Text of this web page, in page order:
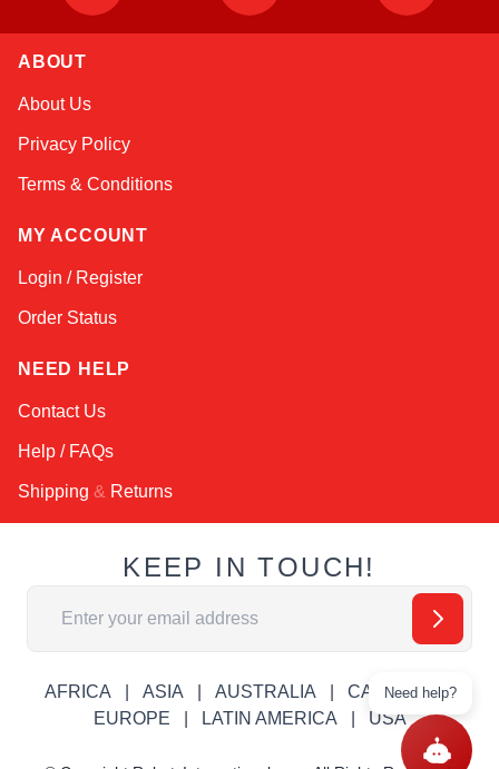
ABOUT
About Us
Privacy Policy
Terms & Conditions
MY ACCOUNT
Login / Register
Order Status
NEED HELP
Contact Us
Help / FAQs
Shipping & Returns
KEEP IN TOUCH!
Email Address
AFRICA ASIA AUSTRALIA
CANADA
EUROPE
LATIN AMERICA USA
Need help?